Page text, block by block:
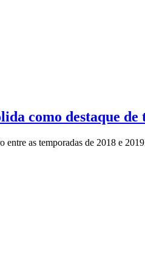
como destaque
entre as temporadas de 2018 e 2019